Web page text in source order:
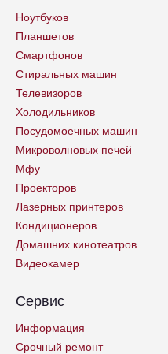
Ноутбуков
Планшетов
Смартфонов
Стиральных машин
Телевизоров
Холодильников
Посудомоечных машин
Микроволновых печей
Мфу
Проекторов
Лазерных принтеров
Кондиционеров
Домашних кинотеатров
Видеокамер
Сервис
Информация
Срочный ремонт